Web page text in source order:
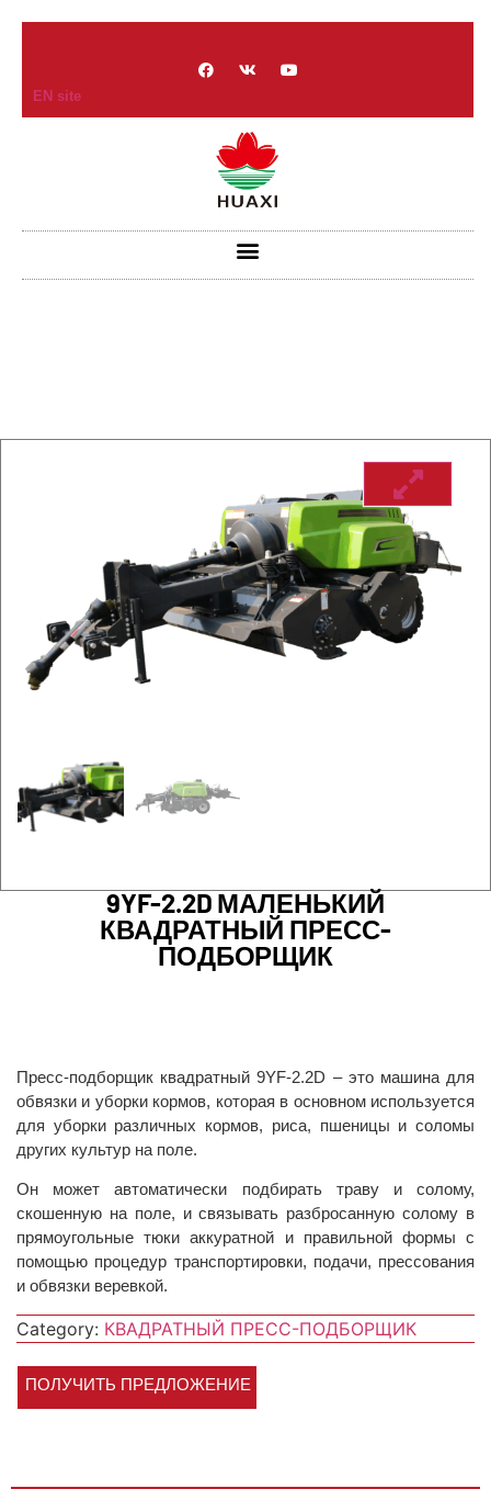
EN site
9YF-2.2D МАЛЕНЬКИЙ
КВАДРАТНЫЙ ПРЕСС-
ПОДБОРЩИК
Пресс-подборщик квадратный 9YF-2.2D – это машина для
обвязки и уборки кормов, которая в основном используется
для уборки различных кормов, риса, пшеницы и соломы
других культур на поле.
Он может автоматически подбирать траву и солому,
скошенную на поле, и связывать разбросанную солому в
прямоугольные тюки аккуратной и правильной формы с
помощью процедур транспортировки, подачи, прессования
и обвязки веревкой.
Category: КВАДРАТНЫЙ ПРЕСС-ПОДБОРЩИК
ПОЛУЧИТЬ ПРЕДЛОЖЕНИЕ